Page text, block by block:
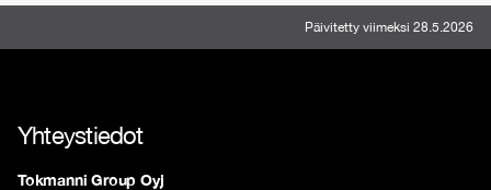
Päivitetty viimeksi 28.5.2026
Yhteystiedot
Tokmanni Group Oyj